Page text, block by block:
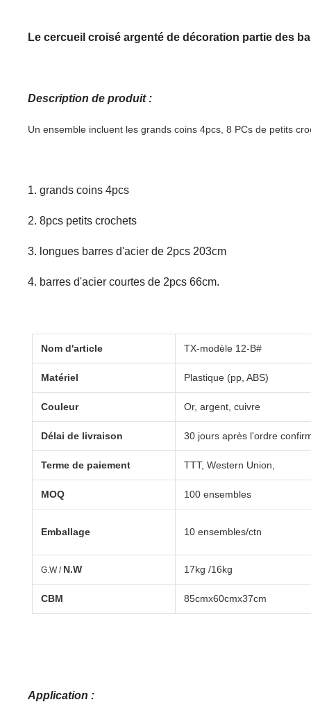
Le cercueil croisé argenté de décoration partie des
Description de produit :
Un ensemble incluent les grands coins 4pcs, 8 PCs de petits
1. grands coins 4pcs
2. 8pcs petits crochets
3. longues barres d'acier de 2pcs 203cm
4. barres d'acier courtes de 2pcs 66cm.
Nom d'article TX-modèle 12-B#
Matériel Plastique (pp, ABS)
Couleur Or, argent, cuivre
Délai de livraison 30 jours après l'ordre
Terme de paiement TTT, Western Union,
MOQ 100 ensembles
Emballage 10 ensembles/ctn
G.W / N.W 17kg /16kg
CBM 85cmx60cmx37cm
Application :